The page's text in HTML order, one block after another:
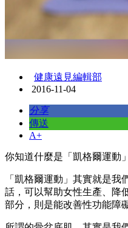
健康遠見編輯部
2016-11-04
分享
傳送
A+
你知道什麼是「凱格爾運動
「凱格爾運動」其實就是
話，可以幫助女性生產、降
部分，則是能改善性功能障